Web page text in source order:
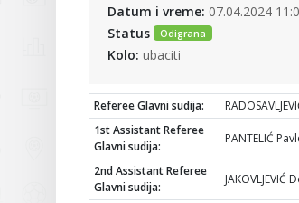
Datum i vreme: 07.04.2024
Status
Odigrana
Kolo: ubaciti
Referee Glavni sudija:
1st Assistant Referee
Glavni sudija:
PANTELIĆ
2nd Assistant Referee
Glavni sudija:
JAKOVLJEVIĆ